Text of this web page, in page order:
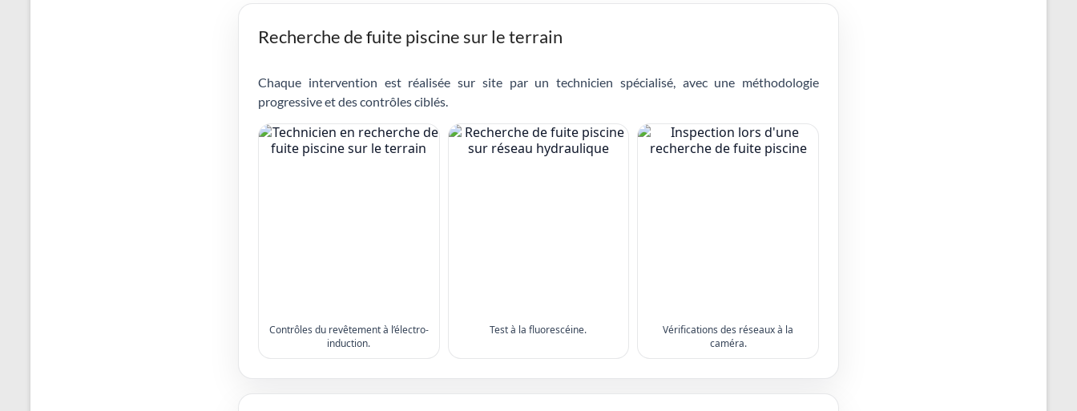
Recherche de fuite piscine sur le terrain
Chaque intervention est réalisée sur site par un technicien spécialisé, avec une méthodologie
progressive et des contrôles ciblés.
Contrôles du revêtement à l’électro-
induction.
Test à la fluorescéine.
Vérifications des réseaux à la
caméra.